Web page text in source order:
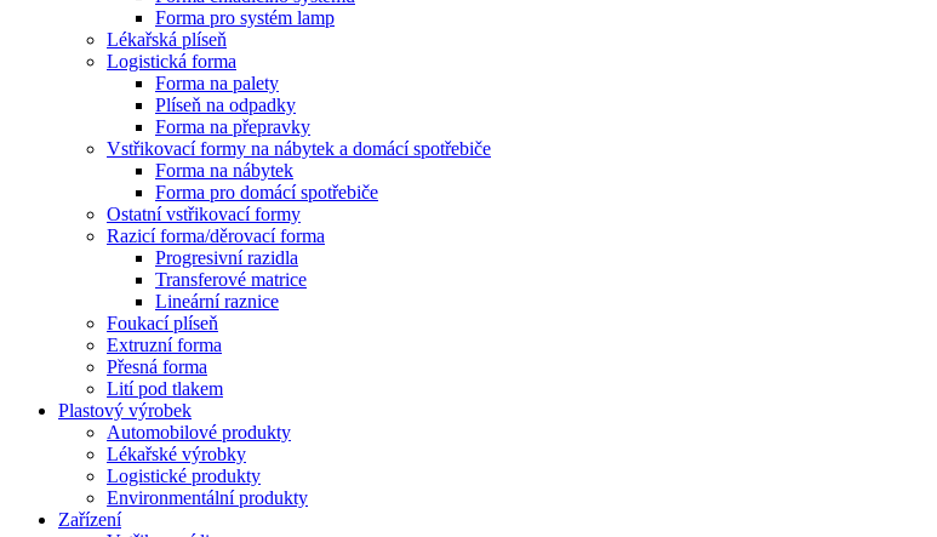
Forma pro systém lamp
Lékařská plíseň
Logistická forma
Forma na palety
Plíseň na odpadky
Forma na přepravky
Vstřikovací formy na nábytek a domácí spotřebiče
Forma na nábytek
Forma pro domácí spotřebiče
Ostatní vstřikovací formy
Razicí forma/děrovací forma
Progresivní razidla
Transferové matrice
Lineární raznice
Foukací plíseň
Extruzní forma
Přesná forma
Lití pod tlakem
Plastový výrobek
Automobilové produkty
Lékařské výrobky
Logistické produkty
Environmentální produkty
Zařízení